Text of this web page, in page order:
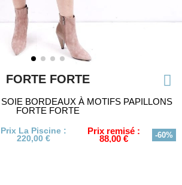
FORTE FORTE
BORDEAUX À MOTIFS PAPILLONS
FORTE FORTE
Prix La Piscine :
220,00 €
Prix remisé :
88,00 € -60%